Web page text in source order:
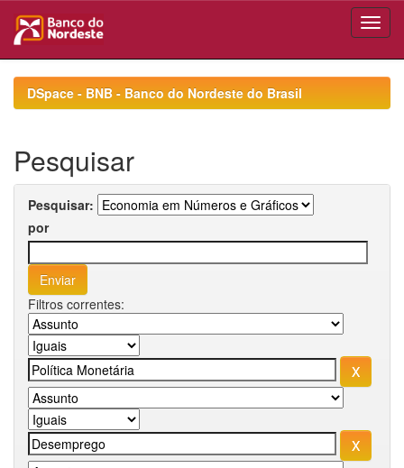
navigationDSpace - BNB - Banco do Nordeste do Brasil
Pesquisar
Pesquisar:
por
Filtros correntes: